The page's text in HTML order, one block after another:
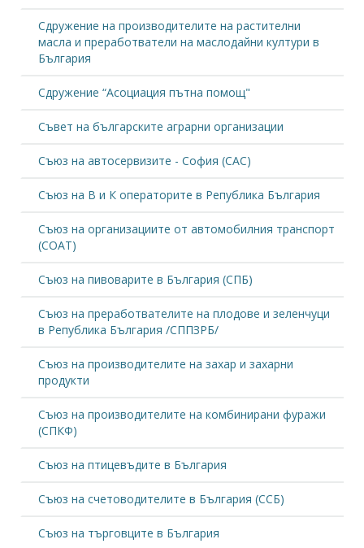
Сдружение на производителите на растителни
масла и преработватели на маслодайни култури в
България
Сдружение “Асоциация пътна помощ"
Съвет на българските аграрни организации
Съюз на автосервизите - София (САС)
Съюз на В и К операторите в Република България
Съюз на организациите от автомобилния транспорт
(СОАТ)
Съюз на пивоварите в България (СПБ)
Съюз на преработвателите на плодове и зеленчуци
в Република България /СППЗРБ/
Съюз на производителите на захар и захарни
продукти
Съюз на производителите на комбинирани фуражи
(СПКФ)
Съюз на птицевъдите в България
Съюз на счетоводителите в България (ССБ)
Съюз на търговците в България